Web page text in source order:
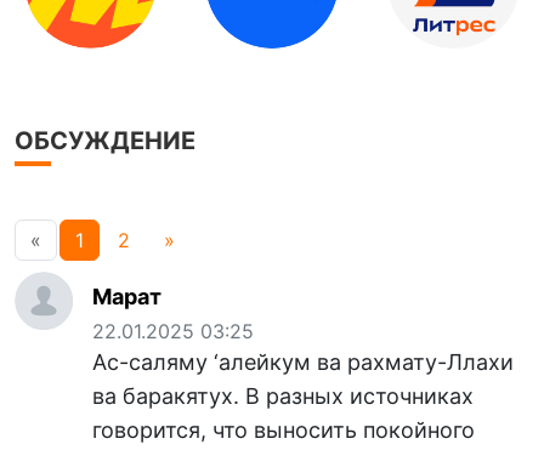
ОБСУЖДЕНИЕ
« 1 2 »
Марат
22.01.2025 03:25
Ас-саляму ‘алейкум ва рахмату-Ллахи
ва баракятух. В разных источниках
говорится, что выносить покойного